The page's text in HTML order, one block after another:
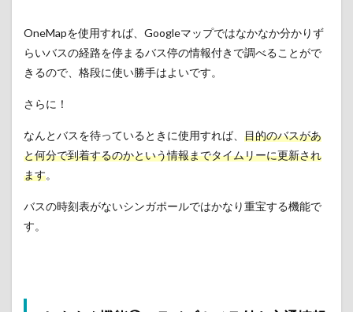
OneMapを使用すれば、Googleマップではなかなか分かりず
らいバスの経路を停まるバス停の情報付きで調べることがで
きるので、格段に使い勝手はよいです。
さらに！
なんとバスを待っているときに使用すれば、 目的のバスがあ
と何分で到着するのかという情報までタイムリーに更新され
ます。
バスの時刻表がないシンガポールではかなり重宝する機能で
す。